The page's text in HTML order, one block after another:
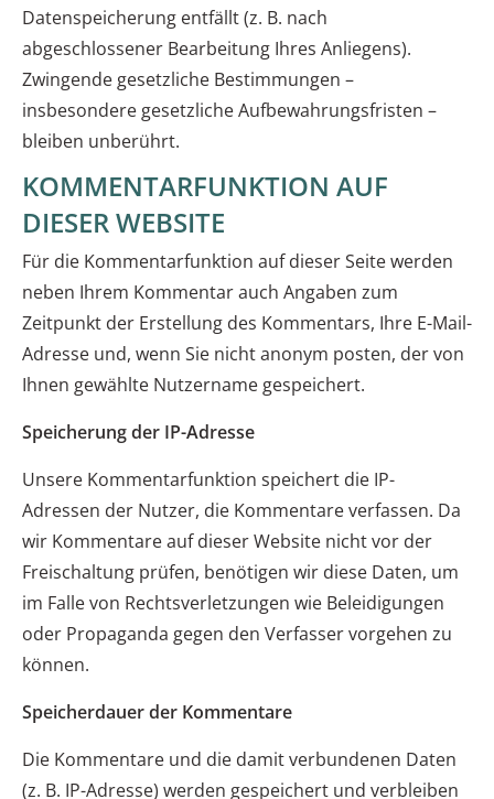
Datenspeicherung entfällt (z. B. nach
abgeschlossener Bearbeitung Ihres Anliegens).
Zwingende gesetzliche Bestimmungen –
insbesondere gesetzliche Aufbewahrungsfristen –
bleiben unberührt.
KOMMENTARFUNKTION AUF
DIESER WEBSITE
Für die Kommentarfunktion auf dieser Seite werden
neben Ihrem Kommentar auch Angaben zum
Zeitpunkt der Erstellung des Kommentars, Ihre E-Mail-
Adresse und, wenn Sie nicht anonym posten, der von
Ihnen gewählte Nutzername gespeichert.
Speicherung der IP-Adresse
Unsere Kommentarfunktion speichert die IP-
Adressen der Nutzer, die Kommentare verfassen. Da
wir Kommentare auf dieser Website nicht vor der
Freischaltung prüfen, benötigen wir diese Daten, um
im Falle von Rechtsverletzungen wie Beleidigungen
oder Propaganda gegen den Verfasser vorgehen zu
können.
Speicherdauer der Kommentare
Die Kommentare und die damit verbundenen Daten
(z. B. IP-Adresse) werden gespeichert und verbleiben